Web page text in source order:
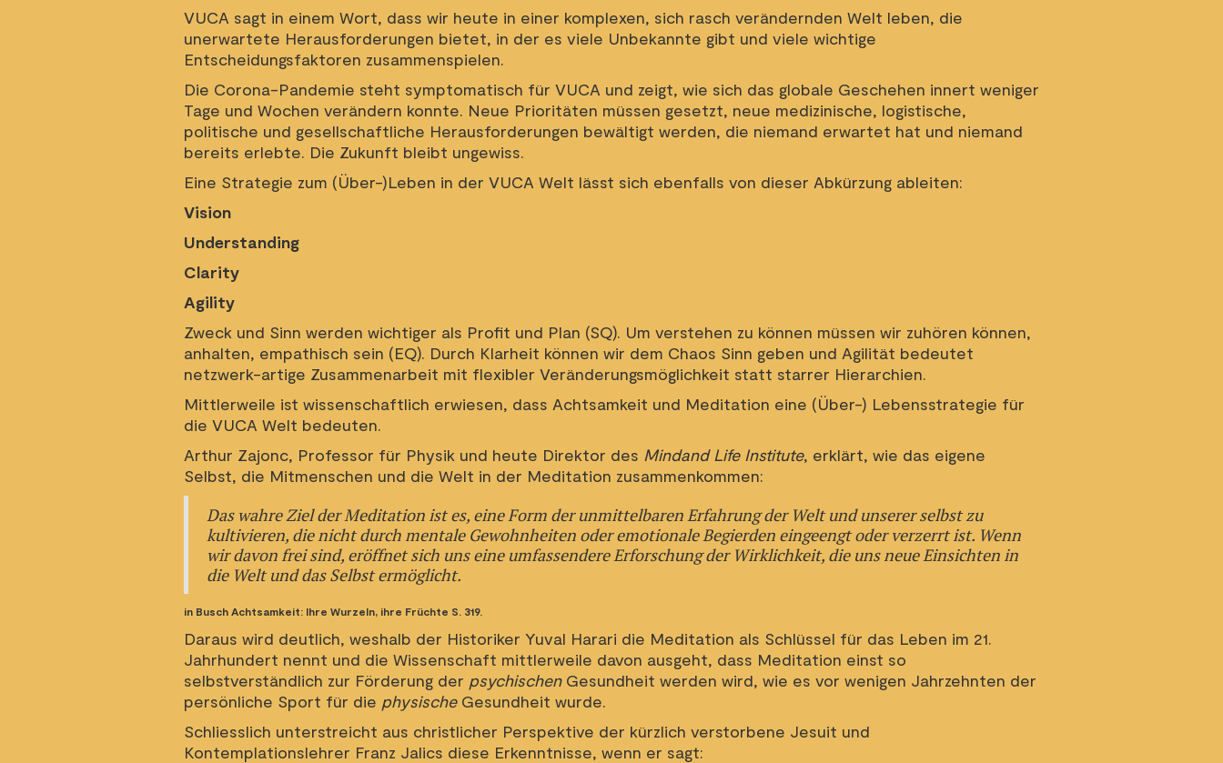
VUCA sagt in einem Wort, dass wir heute in einer komplexen, sich rasch verändernden Welt leben, die
unerwartete Herausforderungen bietet, in der es viele Unbekannte gibt und viele wichtige
Entscheidungsfaktoren zusammenspielen.
Die Corona-Pandemie steht symptomatisch für VUCA und zeigt, wie sich das globale Geschehen innert weniger
Tage und Wochen verändern konnte. Neue Prioritäten müssen gesetzt, neue medizinische, logistische,
politische und gesellschaftliche Herausforderungen bewältigt werden, die niemand erwartet hat und niemand
bereits erlebte. Die Zukunft bleibt ungewiss.
Eine Strategie zum (Über-)Leben in der VUCA Welt lässt sich ebenfalls von dieser Abkürzung ableiten:
Vision
Understanding
Clarity
Agility
Zweck und Sinn werden wichtiger als Profit und Plan (SQ). Um verstehen zu können müssen wir zuhören können,
anhalten, empathisch sein (EQ). Durch Klarheit können wir dem Chaos Sinn geben und Agilität bedeutet
netzwerk-artige Zusammenarbeit mit flexibler Veränderungsmöglichkeit statt starrer Hierarchien.
Mittlerweile ist wissenschaftlich erwiesen, dass Achtsamkeit und Meditation eine (Über-) Lebensstrategie für
die VUCA Welt bedeuten.
Arthur Zajonc, Professor für Physik und heute Direktor des Mindand Life Institute, erklärt, wie das eigene
Selbst, die Mitmenschen und die Welt in der Meditation zusammenkommen:
Das wahre Ziel der Meditation ist es, eine Form der unmittelbaren Erfahrung der Welt und unserer selbst zu
kultivieren, die nicht durch mentale Gewohnheiten oder emotionale Begierden eingeengt oder verzerrt ist. Wenn
wir davon frei sind, eröffnet sich uns eine umfassendere Erforschung der Wirklichkeit, die uns neue Einsichten in
die Welt und das Selbst ermöglicht.
in Busch Achtsamkeit: Ihre Wurzeln, ihre Früchte S. 319.
Daraus wird deutlich, weshalb der Historiker Yuval Harari die Meditation als Schlüssel für das Leben im 21.
Jahrhundert nennt und die Wissenschaft mittlerweile davon ausgeht, dass Meditation einst so
selbstverständlich zur Förderung der psychischenGesundheit werden wird, wie es vor wenigen Jahrzehnten der
persönliche Sport für die physische Gesundheit wurde.
Schliesslich unterstreicht aus christlicher Perspektive der kürzlich verstorbene Jesuit und
Kontemplationslehrer Franz Jalics diese Erkenntnisse, wenn er sagt: